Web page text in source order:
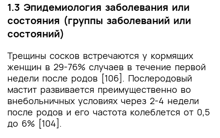
1.3 Эпидемиология заболевания или
состояния (группы заболеваний или
состояний)
Трещины сосков встречаются у кормящих
женщин в 29-76% случаев в течение первой
недели после родов [106]. Послеродовый
мастит развивается преимущественно во
внебольничных условиях через 2-4 недели
после родов и его частота колеблется от 0,5
до 6% [104].